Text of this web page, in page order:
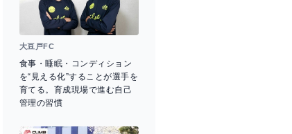
大豆戸FC
食事・睡眠・コンディション
を“見える化”することが選手を
育てる。育成現場で進む自己
管理の習慣